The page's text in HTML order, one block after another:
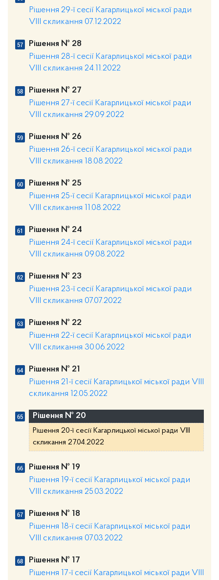
Рішення 29-ї сесії Кагарлицької міської ради
VIII скликання 07.12.2022
Рішення № 28
Рішення 28-ї сесії Кагарлицької міської ради
VIII скликання 24.11.2022
Рішення № 27
Рішення 27-ї сесії Кагарлицької міської ради
VIII скликання 29.09.2022
Рішення № 26
Рішення 26-ї сесії Кагарлицької міської ради
VIII скликання 18.08.2022
Рішення № 25
Рішення 25-ї сесії Кагарлицької міської ради
VIII скликання 11.08.2022
Рішення № 24
Рішення 24-ї сесії Кагарлицької міської ради
VIII скликання 09.08.2022
Рішення № 23
Рішення 23-ї сесії Кагарлицької міської ради
VIII скликання 07.07.2022
Рішення № 22
Рішення 22-ї сесії Кагарлицької міської ради
VIII скликання 30.06.2022
Рішення № 21
Рішення 21-ї сесії Кагарлицької міської ради VIII
скликання 12.05.2022
Рішення № 20
Рішення 20-ї сесії Кагарлицької міської ради VIII
скликання 27.04.2022
Рішення № 19
Рішення 19-ї сесії Кагарлицької міської ради
VIII скликання 25.03.2022
Рішення № 18
Рішення 18-ї сесії Кагарлицької міської ради
VIII скликання 07.03.2022
Рішення № 17
Рішення 17-ї сесії Кагарлицької міської ради VIII